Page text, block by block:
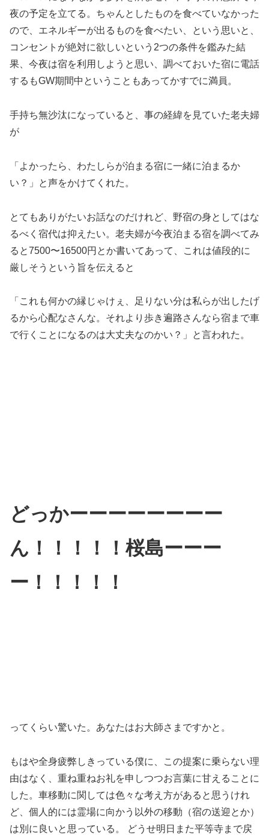
夜の予定を立てる。ちゃんとしたものを食べていなかった
ので、エネルギーが出るものを食べたい、という思いと、
コンセントが絶対に欲しいという2つの条件を鑑みた結
果、今夜は宿を利用しようと思い、調べておいた宿に電話
するもGW期間中ということもあってかすでに満員。
手持ち無沙汰になっていると、事の経緯を見ていた老夫婦
が
「よかったら、わたしらが泊まる宿に一緒に泊まるか
い？」と声をかけてくれた。
とてもありがたいお話なのだけれど、野宿の身としてはな
るべく宿代は抑えたい。老夫婦が今夜泊まる宿を調べてみ
ると7500〜16500円とか書いてあって、これは値段的に
厳しそうという旨を伝えると
「これも何かの縁じゃけぇ、足りない分は私らが出したげ
るから心配なさんな。それより歩き遍路さんなら宿まで車
で行くことになるのは大丈夫なのかい？」と言われた。
どっかーーーーーーーー
ん！！！！！ 桜島ーーー
ー！！！！！
ってくらい驚いた。あなたはお大師さまですかと。
もはや全身疲弊しきっている僕に、この提案に乗らない理
由はなく、重ね重ねお礼を申しつつお言葉に甘えることに
した。車移動に関しては色々な考え方があると思うけれ
ど、個人的には霊場に向かう以外の移動（宿の送迎とか）
は別に良いと思っている。 どうせ明日また平等寺まで戻